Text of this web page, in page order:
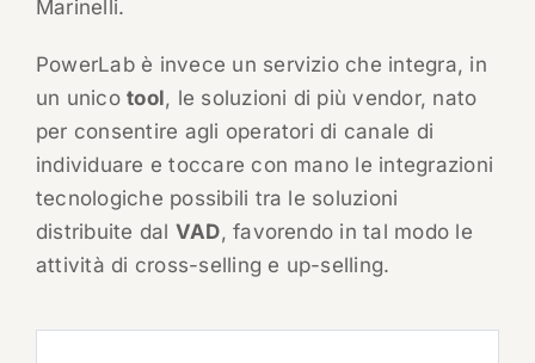
Marinelli.
PowerLab è invece un servizio che integra, in
un unicotool, le soluzioni di più vendor, nato
per consentire agli operatori di canale di
individuare e toccare con mano le integrazioni
tecnologiche possibili tra le soluzioni
distribuite dal VAD, favorendo in tal modo le
attività di cross-selling e up-selling.